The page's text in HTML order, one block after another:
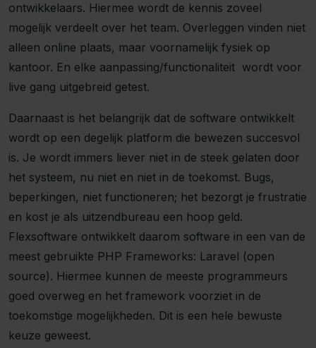
ontwikkelaars. Hiermee wordt de kennis zoveel
mogelijk verdeelt over het team. Overleggen vinden niet
alleen online plaats, maar voornamelijk fysiek op
kantoor. En elke aanpassing/functionaliteit wordt voor
live gang uitgebreid getest.
Daarnaast is het belangrijk dat de software ontwikkelt
wordt op een degelijk platform die bewezen succesvol
is. Je wordt immers liever niet in de steek gelaten door
het systeem, nu niet en niet in de toekomst. Bugs,
beperkingen, niet functioneren; het bezorgt je frustratie
en kost je als uitzendbureau een hoop geld.
Flexsoftware ontwikkelt daarom software in een van de
meest gebruikte PHP Frameworks: Laravel (open
source). Hiermee kunnen de meeste programmeurs
goed overweg en het framework voorziet in de
toekomstige mogelijkheden. Dit is een hele bewuste
keuze geweest.